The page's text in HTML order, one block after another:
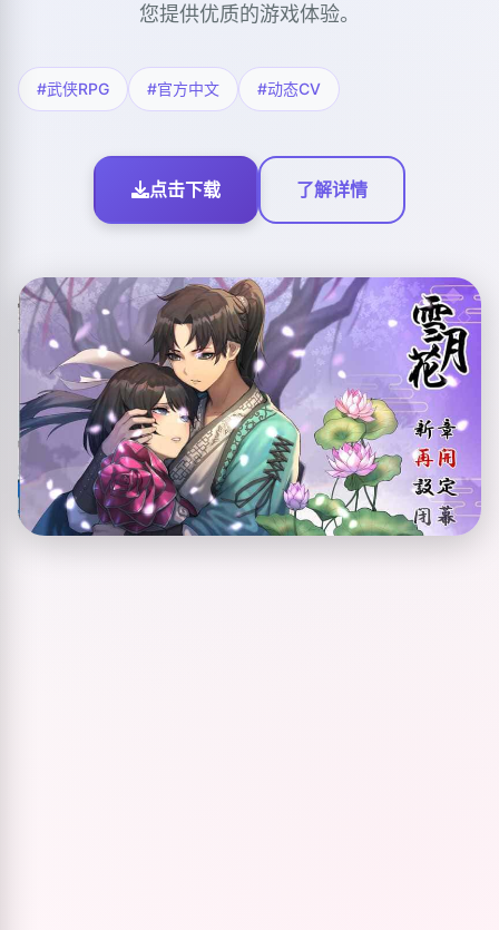
您提供优质的游戏体验。
#武侠RPG #官方中文 #动态CV
点击下载 了解详情